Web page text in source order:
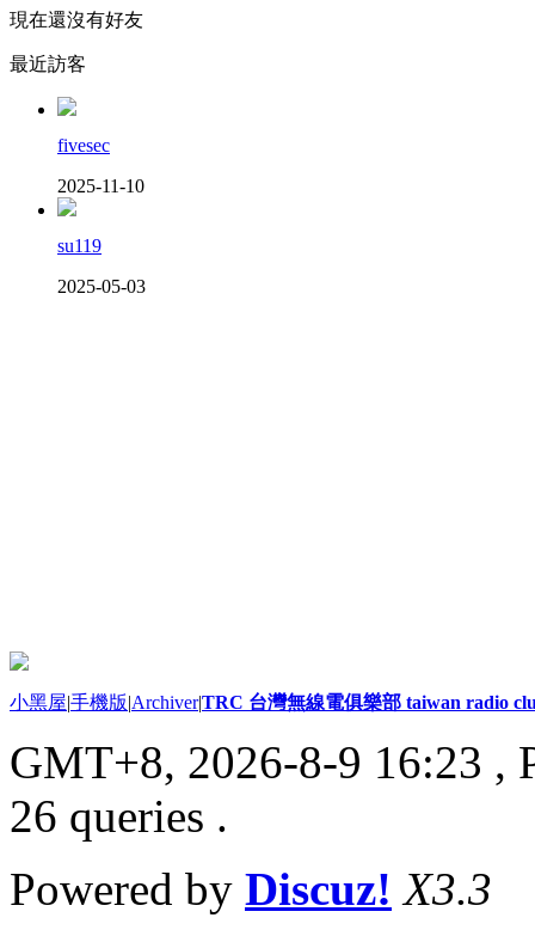
現在還沒有好友
最近訪客
fivesec
2025-11-10
su119
2025-05-03
小黑屋|手機版|Archiver|TRC 台灣無線電俱樂部 taiwan radio
GMT+8, 2026-8-9 16:23 ,
26 queries .
Powered by Discuz! X3.3